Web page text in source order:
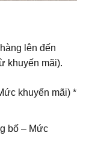
lên đến
khuyến mãi).
khuyến mãi) *
bố – Mức